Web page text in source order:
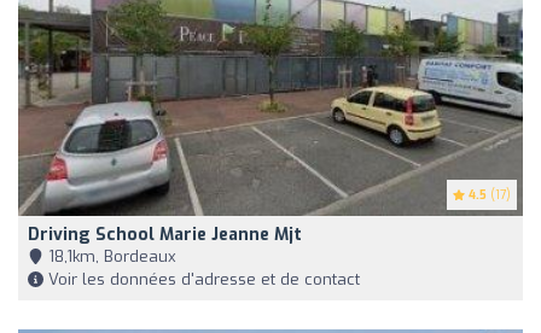
4.5 (17)
Driving School Marie Jeanne Mjt
18,1km, Bordeaux
Voir les données d'adresse et de contact